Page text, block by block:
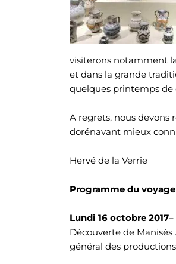
visiterons notamment
et dans la grande
quelques printemps de
A regrets, nous devons
dorénavant mieux
Hervé de la Verrie
Programme du voyage
Lundi 16 octobre 2017–
Découverte de
général des